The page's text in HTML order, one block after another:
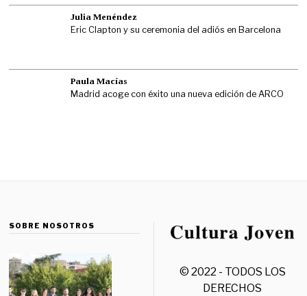
Julia Menéndez
Eric Clapton y su ceremonia del adiós en Barcelona
Paula Macías
Madrid acoge con éxito una nueva edición de ARCO
SOBRE NOSOTROS
© 2022 - TODOS LOS
DERECHOS